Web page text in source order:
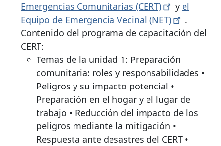
Emergencias Comunitarias (CERT) y el
Equipo de Emergencia Vecinal (NET)
.
Contenido del programa de capacitación del
CERT:
Temas de la unidad 1: Preparación
comunitaria: roles y responsabilidades •
Peligros y su impacto potencial •
Preparación en el hogar y el lugar de
trabajo • Reducción del impacto de los
peligros mediante la mitigación •
Respuesta ante desastres del CERT •